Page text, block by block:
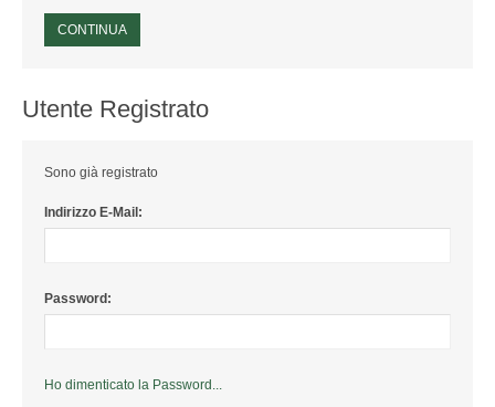
AFRICA
OCEANIA
ANTARTIDE
NAUTICA
CONTINUA
Utente Registrato
Sono già registrato
Indirizzo E-Mail:
Password:
Ho dimenticato la Password...